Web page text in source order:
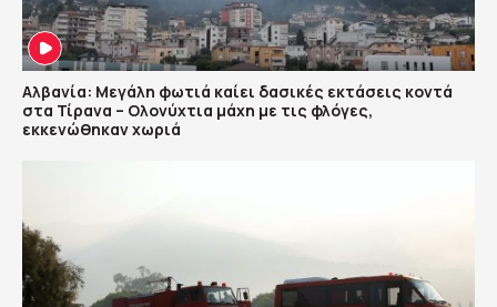
Αλβανία: Μεγάλη φωτιά καίει δασικές εκτάσεις κοντά
στα Τίρανα – Ολονύχτια μάχη με τις φλόγες,
εκκενώθηκαν χωριά